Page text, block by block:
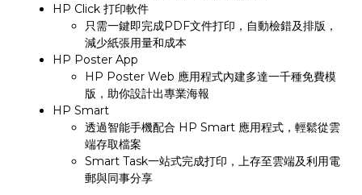
HP Click 打印軟件
只需一鍵即完成PDF文件打印，自動檢錯及排版，
減少紙張用量和成本
HP Poster App
HP Poster Web 應用程式內建多達一千種免費模
版，助你設計出專業海報
HP Smart
透過智能手機配合 HP Smart 應用程式，輕鬆從雲
端存取檔案
Smart Task一站式完成打印，上存至雲端及利用電
郵與同事分享